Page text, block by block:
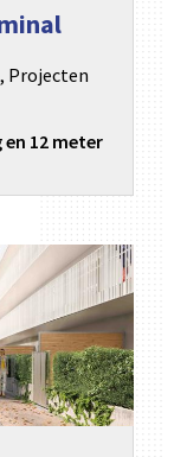
, Projecten
en 12 meter